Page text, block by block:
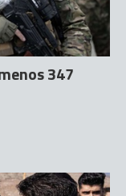
347